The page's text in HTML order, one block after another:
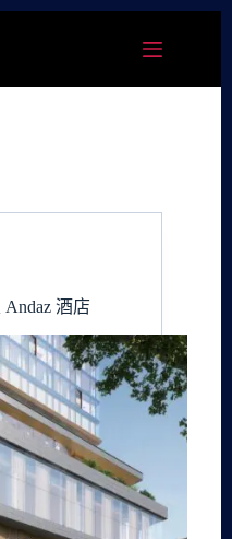
Andaz 酒店